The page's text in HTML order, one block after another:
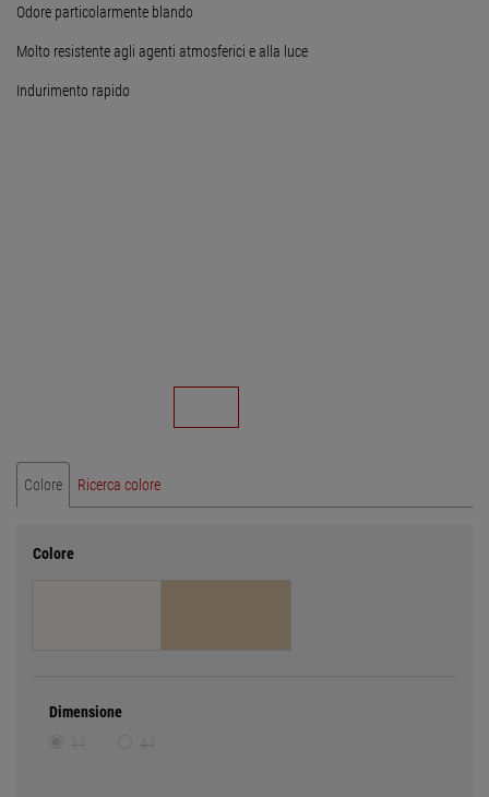
Odore particolarmente blando
Molto resistente agli agenti atmosferici e alla luce
Indurimento rapido
Colore Ricerca colore
Colore
Dimensione